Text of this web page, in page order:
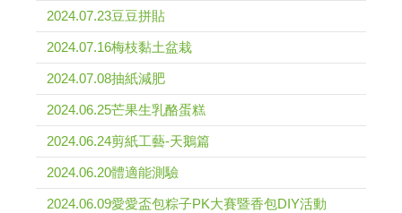
2024.07.23豆豆拼貼
2024.07.16梅枝黏土盆栽
2024.07.08抽紙減肥
2024.06.25芒果生乳酪蛋糕
2024.06.24剪紙工藝-天鵝篇
2024.06.20體適能測驗
2024.06.09愛愛盃包粽子PK大賽暨香包DIY活動